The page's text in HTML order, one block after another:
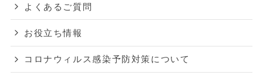
よくあるご質問
お役立ち情報
コロナウィルス感染予防対策について